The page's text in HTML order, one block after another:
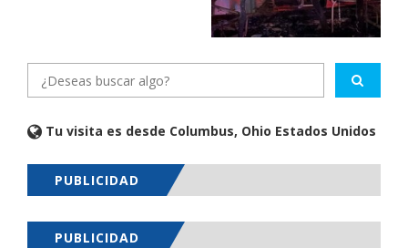
Tu visita es desde Columbus, Ohio Estados Unidos
PUBLICIDAD
PUBLICIDAD